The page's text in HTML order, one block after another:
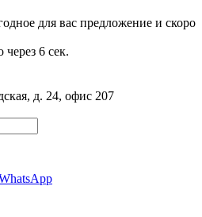
для вас предложение и скоро
через 6 сек.
д. 24, офис 207